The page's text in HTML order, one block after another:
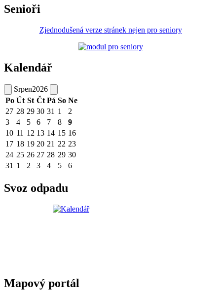
Senioři
Zjednodušená verze stránek nejen pro seniory
Kalendář
Srpen2026
Po Út St Čt Pá So Ne
27 28 29 30 31 1
2
3
4 5 6 7 8
9
10 11 12 13 14 15 16
17 18 19 20 21 22 23
24 25 26 27 28 29 30
31 1 2 3 4 5 6
Svoz odpadu
Mapový portál